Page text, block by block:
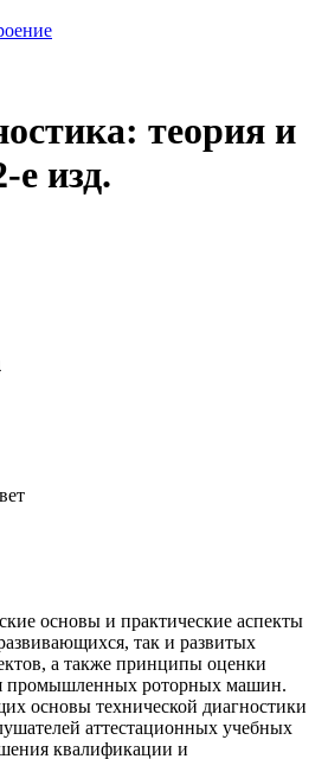
теория и
е изд.
основы и практические аспекты
так и развитых
а также принципы оценки
промышленных роторных машин.
основы технической диагностики
аттестационных учебных
квалификации и